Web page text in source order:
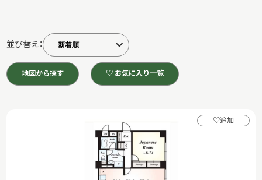
並び替え：
地図から探す ♡ お気に入り一覧
♡追加